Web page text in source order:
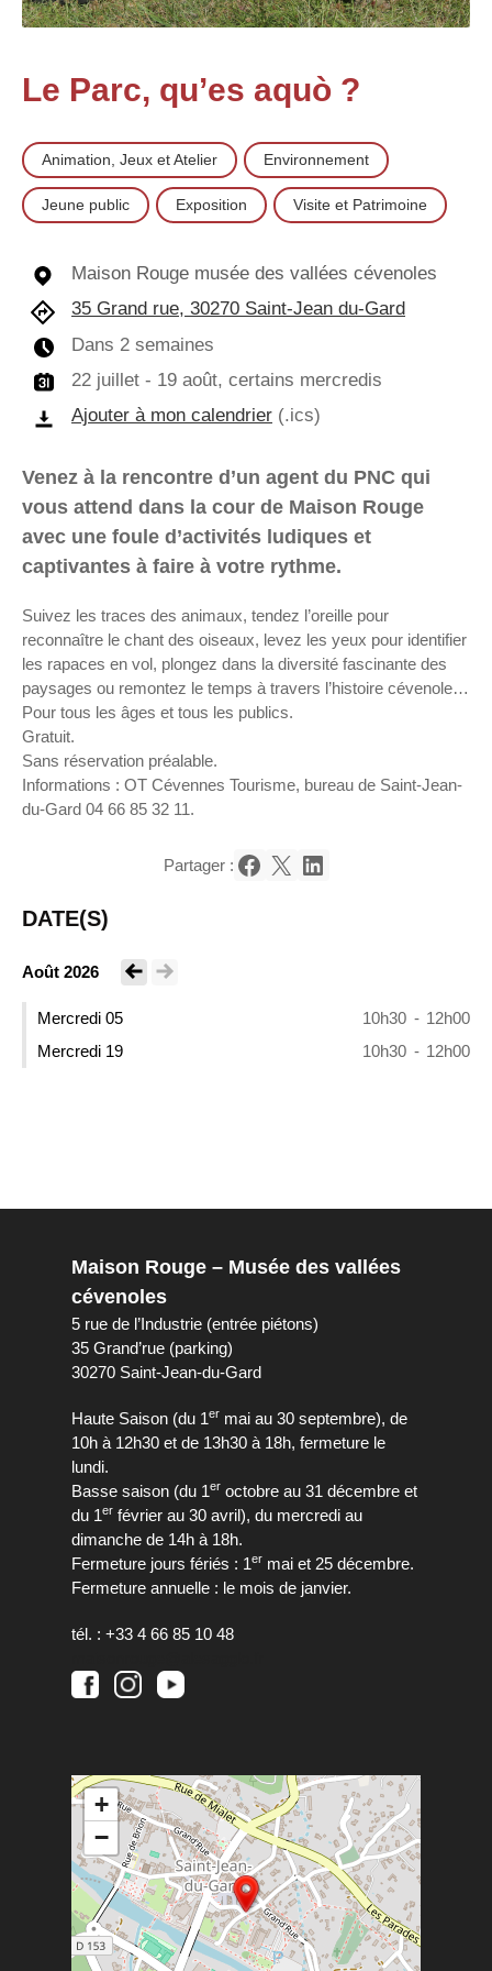
DATE(S)
Voir le mois précédent
Août 2026 Voir le mois suivant
Mercredi 05 10h30 - 12h00
Mercredi 19
10h30 - 12h00
Le Parc, qu’es aquò ?
Animation, Jeux et Atelier Environnement
Jeune public Exposition Visite et Patrimoine
Maison Rouge musée des vallées cévenoles
35 Grand rue, 30270 Saint-Jean du-Gard
Dans 2 semaines
22 juillet - 19 août, certains mercredis
Ajouter à mon calendrier (.ics)
Venez à la rencontre d’un agent du PNC qui
vous attend dans la cour de Maison Rouge
avec une foule d’activités ludiques et
captivantes à faire à votre rythme.
Suivez les traces des animaux, tendez l’oreille pour
reconnaître le chant des oiseaux, levez les yeux pour identifier
les rapaces en vol, plongez dans la diversité fascinante des
paysages ou remontez le temps à travers l’histoire cévenole…
Pour tous les âges et tous les publics.
Gratuit.
Sans réservation préalable.
Informations : OT Cévennes Tourisme, bureau de Saint-Jean-
du-Gard 04 66 85 32 11.
Partager : Partager sur Facebook
Partager sur XPartager sur LinkedIn
Maison Rouge – Musée des vallées
cévenoles
5 rue de l’Industrie (entrée piétons)
35 Grand’rue (parking)
30270 Saint-Jean-du-Gard
Haute Saison (du 1er mai au 30 septembre), de
10h à 12h30 et de 13h30 à 18h, fermeture le
lundi.
Basse saison (du 1er octobre au 31 décembre et
du 1er février au 30 avril), du mercredi au
dimanche de 14h à 18h.
Fermeture jours fériés : 1er mai et 25 décembre.
Fermeture annuelle : le mois de janvier.
tél. : +33 4 66 85 10 48
+
−